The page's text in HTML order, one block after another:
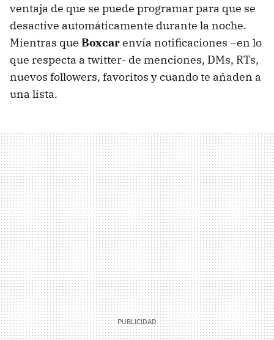
ventaja de que se puede programar para que se
desactive automáticamente durante la noche.
Mientras que Boxcarenvía notificaciones –en lo
que respecta a twitter- de menciones, DMs, RTs,
nuevos followers, favoritos y cuando te añaden a
una lista.